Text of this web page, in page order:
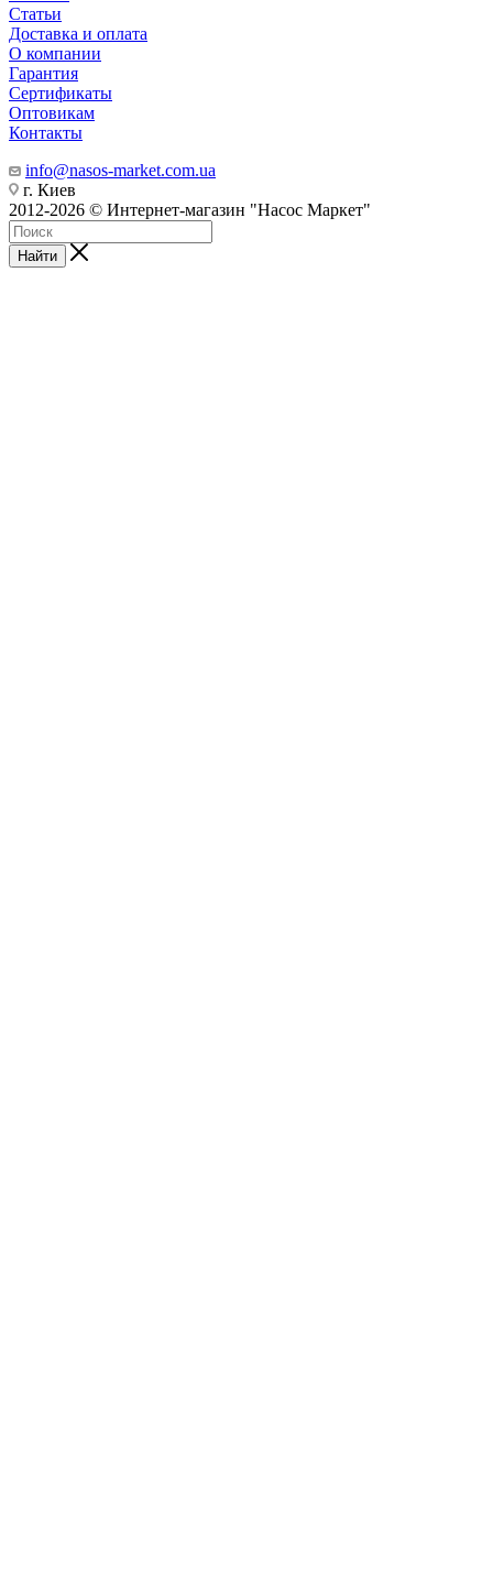
Статьи
Доставка и оплата
О компании
Гарантия
Сертификаты
Оптовикам
Контакты
info@nasos-market.com.ua
г. Киев
2012-2026 © Интернет-магазин "Насос Маркет"
Найти